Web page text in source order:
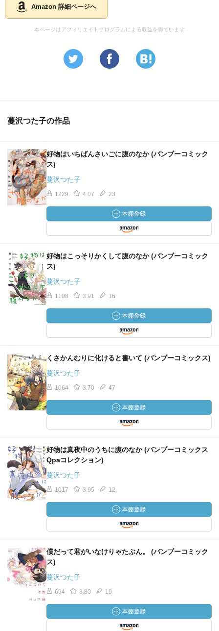
Amazon 詳細ページへ
本ページはアフィリエイトプログラムによる収益を得ています
蔓沢つた子の作品
好物はいちばんさいごに腹のなか (バンブーコミック
ス)
蔓沢つた子
1229 4.07 23
好物はこっそりかくして腹のなか (バンブーコミック
ス)
蔓沢つた子
1108 3.91 16
くさかんむりに化けると書いて (バンブーコミックス)
蔓沢つた子
1064 3.70 47
好物は真夜中のうちに腹のなか (バンブーコミックス
Qpaコレクション)
蔓沢つた子
1017 3.95 12
僕だって君がいなけりゃたぶん。 (バンブーコミック
ス)
蔓沢つた子
694 3.80 19